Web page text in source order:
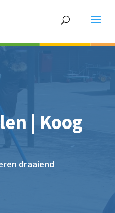
| Koog
draaiend